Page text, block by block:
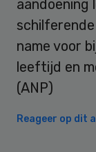
aandoening
name voor
leeftijd en
(ANP)
Reageer op dit